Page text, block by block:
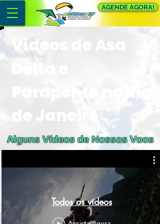
AGENDE AGORA!
Vídeos de Asa
Delta e
Parapente no Rio
de Janeiro
Alguns Vídeos de Nossos Voos
Todos os vídeos